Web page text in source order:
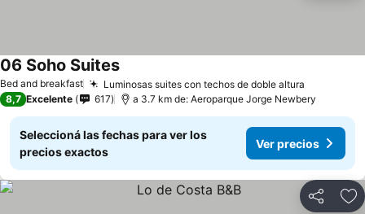
Bed and breakfast Luminosas suites con techos de doble altura
06 Soho Suites
8,7 Excelente 617 a 3.7 km de: Aeroparque Jorge Newbery
Seleccioná las fechas para ver los
precios exactos
Ver precios
Compartir